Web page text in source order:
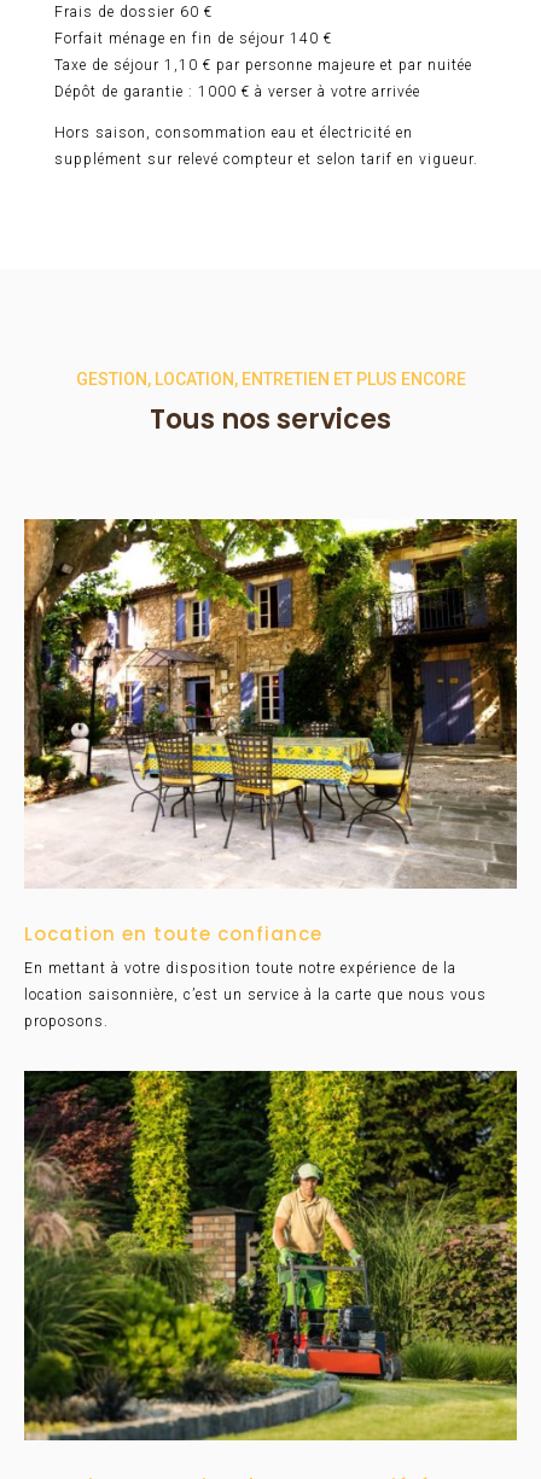
Frais de dossier 60 €
Forfait ménage en fin de séjour 140 €
Taxe de séjour 1,10 € par personne majeure et par nuitée
Dépôt de garantie : 1000 € à verser à votre arrivée
Hors saison, consommation eau et électricité en
supplément sur relevé compteur et selon tarif en vigueur.
GESTION, LOCATION, ENTRETIEN ET PLUS ENCORE
Tous nos services
Location en toute confiance
En mettant à votre disposition toute notre expérience de la
location saisonnière, c’est un service à la carte que nous vous
proposons.